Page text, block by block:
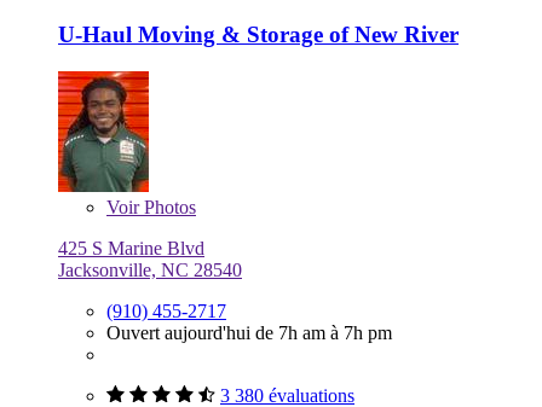
U-Haul Moving & Storage of New River
VoirPhotos
425 S Marine Blvd
Jacksonville, NC 28540
(910) 455-2717
Ouvert aujourd'hui de 7h am à 7h pm
3 380 évaluations